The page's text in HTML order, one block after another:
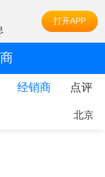
打开APP
经销商 点评
北京